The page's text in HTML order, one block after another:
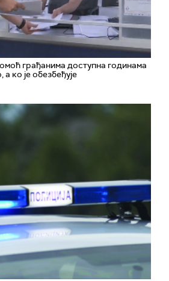
грађанима доступна годинама
ко је обезбеђује